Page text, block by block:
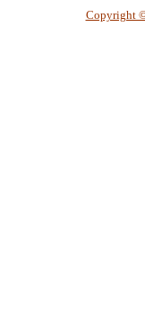
Copyright